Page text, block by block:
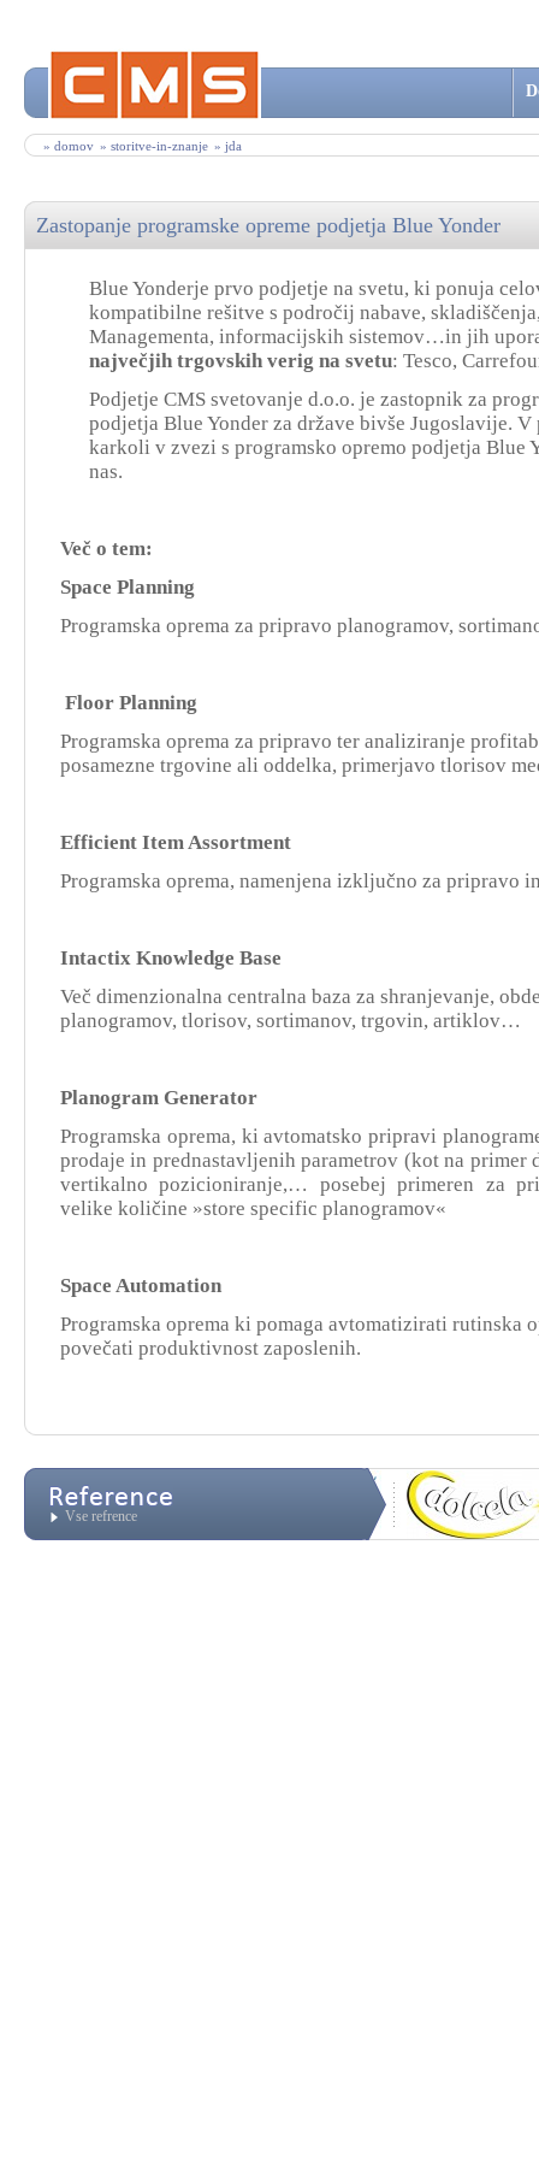
» domov » storitve-in-znanje » jda
Zastopanje programske opreme podjetja Blue Yonder
Blue Yonderje prvo podjetje na svetu, ki ponuja
kompatibilne rešitve s področij nabave,
Managementa, informacijskih sistemov…in jih
največjih trgovskih verig na svetu: Tesco,
Podjetje CMS svetovanje d.o.o. je zastopnik za
podjetja Blue Yonder za države bivše Jugoslavije. V
karkoli v zvezi s programsko opremo podjetja Blue
nas.
Več o tem:
Space Planning
Programska oprema za pripravo planogramov,
Floor Planning
Programska oprema za pripravo ter analiziranje
posamezne trgovine ali oddelka, primerjavo tlorisov
Efficient Item Assortment
Programska oprema, namenjena izključno za pripravo
Intactix Knowledge Base
Več dimenzionalna centralna baza za shranjevanje,
planogramov, tlorisov, sortimanov, trgovin, artiklov…
Planogram Generator
Programska oprema, ki avtomatsko pripravi
prodaje in prednastavljenih parametrov (kot na primer
vertikalno pozicioniranje,… posebej primeren za
velike količine »store specific planogramov«
Space Automation
Programska oprema ki pomaga avtomatizirati rutinska
povečati produktivnost zaposlenih.
Vse refrence